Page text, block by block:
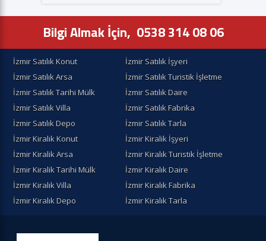
Bilgi Almak İçin, 0538 314 08 06
İzmir Satılık Konut
İzmir Satılık İşyeri
İzmir Satılık Arsa
İzmir Satılık Turistik İşletme
İzmir Satılık Tarihi Mülk
İzmir Satılık Daire
İzmir Satılık Villa
İzmir Satılık Fabrika
İzmir Satılık Depo
İzmir Satılık Tarla
İzmir Kiralık Konut
İzmir Kiralik İşyeri
İzmir Kiralik Arsa
İzmir Kiralık Turistik İşletme
İzmir Kiralik Tarihi Mülk
İzmir Kiralık Daire
İzmir Kiralık Villa
İzmir Kiralık Fabrika
İzmir Kiralık Depo
İzmir Kiralık Tarla